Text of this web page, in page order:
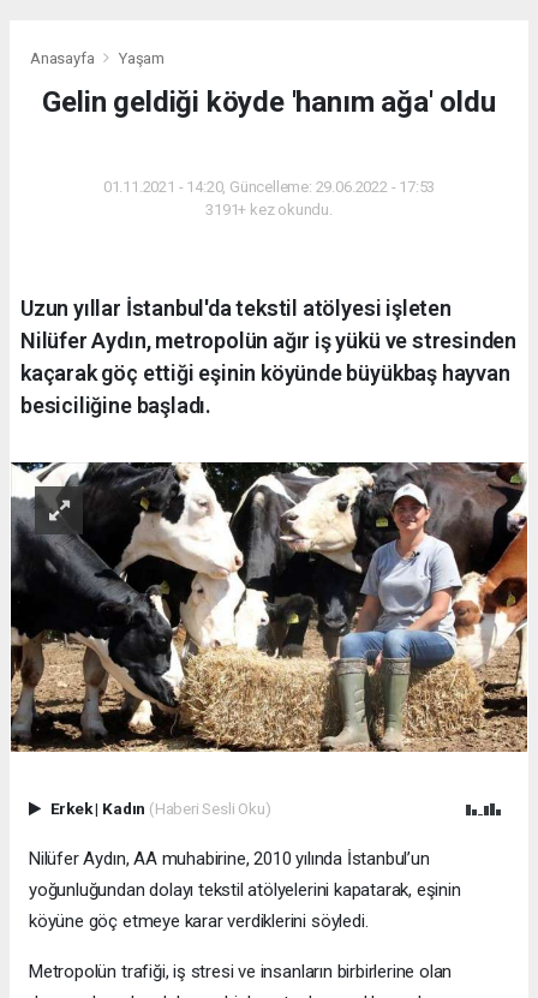
Anasayfa Yaşam
Gelin geldiği köyde 'hanım ağa' oldu
01.11.2021 - 14:20, Güncelleme: 29.06.2022 - 17:53
3191+ kez okundu.
Uzun yıllar İstanbul'da tekstil atölyesi işleten
Nilüfer Aydın, metropolün ağır iş yükü ve stresinden
kaçarak göç ettiği eşinin köyünde büyükbaş hayvan
besiciliğine başladı.
Erkek| Kadın (Haberi Sesli Oku)
Nilüfer Aydın, AA muhabirine, 2010 yılında İstanbul’un
yoğunluğundan dolayı tekstil atölyelerini kapatarak, eşinin
köyüne göç etmeye karar verdiklerini söyledi.
Metropolün trafiği, iş stresi ve insanların birbirlerine olan